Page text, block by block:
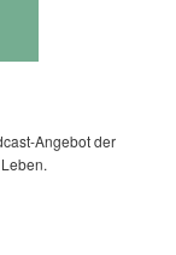
Angebot der